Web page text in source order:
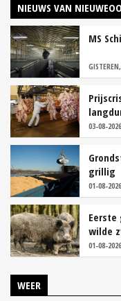
NIEUWS VAN
MS
03-08-2026
grillig
01-08-2026
wilde
01-08-2026
WEER